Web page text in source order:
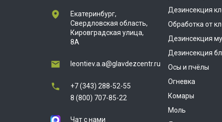
Екатеринбург,
Свердловская область,
Кировградская улица,
8А
leontiev.a.a@glavdezcentr.ru
+7 (343) 288-52-55
8 (800) 707-85-22
Чат с нами
Дезинсекция
Обработка от
Дезинсекция
Дезинсекция
Осы и пчёлы
Огневка
Комары
Моль